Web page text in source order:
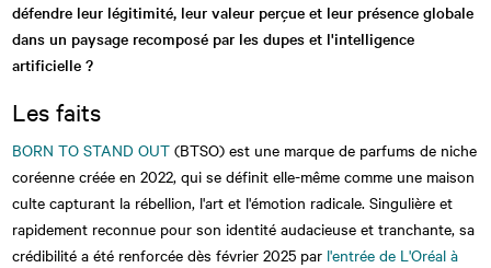
défendre leur légitimité, leur valeur perçue et leur présence globale
dans un paysage recomposé par les dupes et l'intelligence
artificielle ?
Les faits
BORN TO STAND OUT (BTSO) est une marque de parfums de niche
coréenne créée en 2022, qui se définit elle-même comme une maison
culte capturant la rébellion, l'art et l'émotion radicale. Singulière et
rapidement reconnue pour son identité audacieuse et tranchante, sa
crédibilité a été renforcée dès février 2025 par l'entrée de L'Oréal à